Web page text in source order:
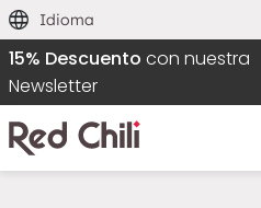
Idioma
15% Descuento con nuestra
Newsletter